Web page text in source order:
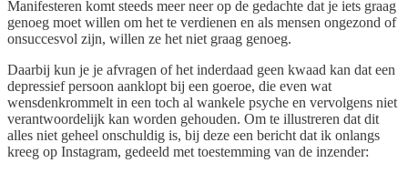
Manifesteren komt steeds meer neer op de gedachte dat je iets graag
genoeg moet willen om het te verdienen en als mensen ongezond of
onsuccesvol zijn, willen ze het niet graag genoeg.
Daarbij kun je je afvragen of het inderdaad geen kwaad kan dat een
depressief persoon aanklopt bij een goeroe, die even wat
wensdenkrommelt in een toch al wankele psyche en vervolgens niet
verantwoordelijk kan worden gehouden. Om te illustreren dat dit
alles niet geheel onschuldig is, bij deze een bericht dat ik onlangs
kreeg op Instagram, gedeeld met toestemming van de inzender: